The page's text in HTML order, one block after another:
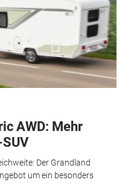
AWD: Mehr
Der Grandland
um ein besonders